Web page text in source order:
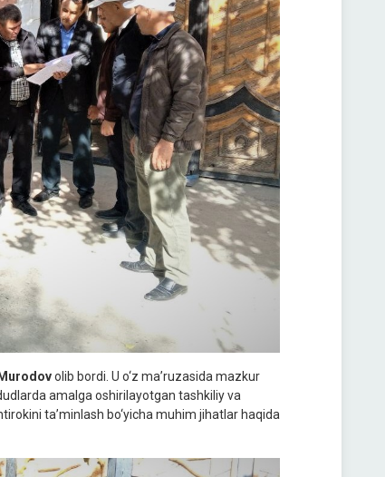
olib bordi. U o‘z ma’ruzasida mazkur
amalga oshirilayotgan tashkiliy va
ta’minlash bo‘yicha muhim jihatlar haqida